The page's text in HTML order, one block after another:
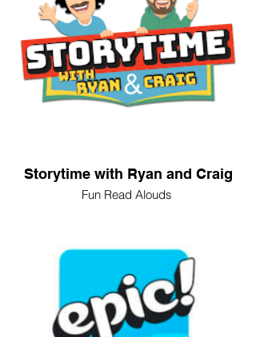
Storytime with Ryan and Craig
Fun Read Alouds